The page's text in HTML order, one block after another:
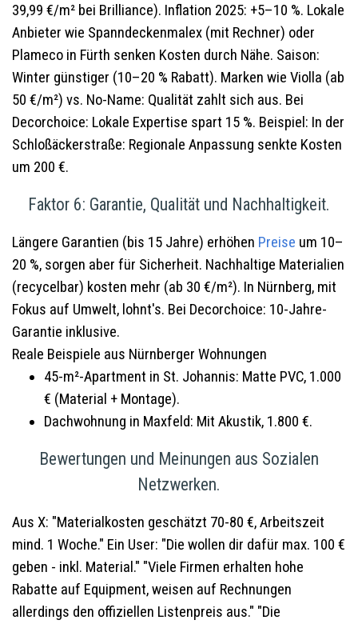
39,99 €/m² bei Brilliance). Inflation 2025: +5–10 %. Lokale
Anbieter wie Spanndeckenmalex (mit Rechner) oder
Plameco in Fürth senken Kosten durch Nähe. Saison:
Winter günstiger (10–20 % Rabatt). Marken wie Violla (ab
50 €/m²) vs. No-Name: Qualität zahlt sich aus. Bei
Decorchoice: Lokale Expertise spart 15 %. Beispiel: In der
Schloßäckerstraße: Regionale Anpassung senkte Kosten
um 200 €.
Faktor 6: Garantie, Qualität und Nachhaltigkeit.
Längere Garantien (bis 15 Jahre) erhöhen Preise um 10–
20 %, sorgen aber für Sicherheit. Nachhaltige Materialien
(recycelbar) kosten mehr (ab 30 €/m²). In Nürnberg, mit
Fokus auf Umwelt, lohnt's. Bei Decorchoice: 10-Jahre-
Garantie inklusive.
Reale Beispiele aus Nürnberger Wohnungen
45-m²-Apartment in St. Johannis: Matte PVC, 1.000
€ (Material + Montage).
Dachwohnung in Maxfeld: Mit Akustik, 1.800 €.
Bewertungen und Meinungen aus Sozialen
Netzwerken.
Aus X: "Materialkosten geschätzt 70-80 €, Arbeitszeit
mind. 1 Woche." Ein User: "Die wollen dir dafür max. 100 €
geben - inkl. Material." "Viele Firmen erhalten hohe
Rabatte auf Equipment, weisen auf Rechnungen
allerdings den offiziellen Listenpreis aus." "Die